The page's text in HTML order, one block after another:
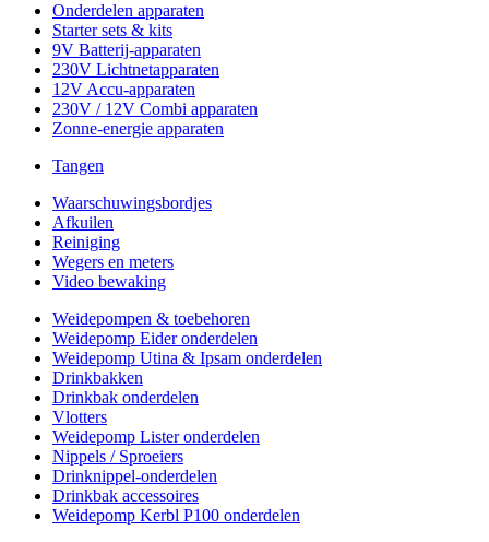
Onderdelen apparaten
Starter sets & kits
9V Batterij-apparaten
230V Lichtnetapparaten
12V Accu-apparaten
230V / 12V Combi apparaten
Zonne-energie apparaten
Tangen
Waarschuwingsbordjes
Afkuilen
Reiniging
Wegers en meters
Video bewaking
Weidepompen & toebehoren
Weidepomp Eider onderdelen
Weidepomp Utina & Ipsam onderdelen
Drinkbakken
Drinkbak onderdelen
Vlotters
Weidepomp Lister onderdelen
Nippels / Sproeiers
Drinknippel-onderdelen
Drinkbak accessoires
Weidepomp Kerbl P100 onderdelen